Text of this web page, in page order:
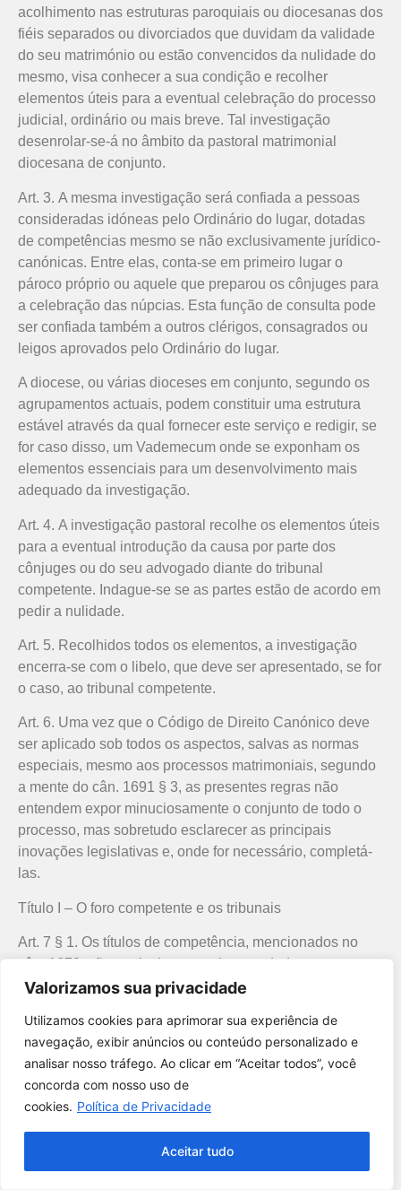
Utilizamos cookies para oferecer melhor
experiência, melhorar o desempenho, analisar
como você interage em nosso site e
personalizar conteúdo.
Valorizamos sua privacidade
Utilizamos cookies para aprimorar sua experiência de
navegação, exibir anúncios ou conteúdo personalizado e
analisar nosso tráfego. Ao clicar em “Aceitar todos”, você
concorda com nosso uso de
cookies. Política de Privacidade
Aceitar tudo
acolhimento nas estruturas paroquiais ou diocesanas dos
fiéis separados ou divorciados que duvidam da validade
do seu matrimónio ou estão convencidos da nulidade do
mesmo, visa conhecer a sua condição e recolher
elementos úteis para a eventual celebração do processo
judicial, ordinário ou mais breve. Tal investigação
desenrolar-se-á no âmbito da pastoral matrimonial
diocesana de conjunto.
Art. 3. A mesma investigação será confiada a pessoas
consideradas idóneas pelo Ordinário do lugar, dotadas
de competências mesmo se não exclusivamente jurídico-
canónicas. Entre elas, conta-se em primeiro lugar o
pároco próprio ou aquele que preparou os cônjuges para
a celebração das núpcias. Esta função de consulta pode
ser confiada também a outros clérigos, consagrados ou
leigos aprovados pelo Ordinário do lugar.
A diocese, ou várias dioceses em conjunto, segundo os
agrupamentos actuais, podem constituir uma estrutura
estável através da qual fornecer este serviço e redigir, se
for caso disso, um Vademecum onde se exponham os
elementos essenciais para um desenvolvimento mais
adequado da investigação.
Art. 4. A investigação pastoral recolhe os elementos úteis
para a eventual introdução da causa por parte dos
cônjuges ou do seu advogado diante do tribunal
competente. Indague-se se as partes estão de acordo em
pedir a nulidade.
Art. 5. Recolhidos todos os elementos, a investigação
encerra-se com o libelo, que deve ser apresentado, se for
o caso, ao tribunal competente.
Art. 6. Uma vez que o Código de Direito Canónico deve
ser aplicado sob todos os aspectos, salvas as normas
especiais, mesmo aos processos matrimoniais, segundo
a mente do cân. 1691 § 3, as presentes regras não
entendem expor minuciosamente o conjunto de todo o
processo, mas sobretudo esclarecer as principais
inovações legislativas e, onde for necessário, completá-
las.
Título I – O foro competente e os tribunais
Art. 7 § 1. Os títulos de competência, mencionados no
cân. 1672, são equivalentes, salvaguardado, tanto
quanto possível, o princípio de proximidade entre o juiz e
§ 2. Mediante a cooperação entre tribunais, pois, em
conformidade com o cân. 1418, cuide-se que todos, parte
ou testemunha, possam participar no processo com o
mínimo de despesa.
o Bispo cuide em formar quanto antes, mesmo mediante